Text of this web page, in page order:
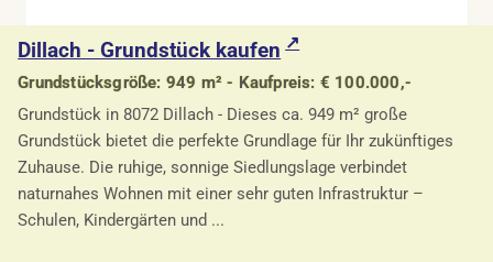
Dillach - Grundstück kaufen
Grundstücksgröße: 949 m² - Kaufpreis: € 100.000,-
Grundstück in 8072 Dillach - Dieses ca. 949 m² große
Grundstück bietet die perfekte Grundlage für Ihr zukünftiges
Zuhause. Die ruhige, sonnige Siedlungslage verbindet
naturnahes Wohnen mit einer sehr guten Infrastruktur –
Schulen, Kindergärten und ...